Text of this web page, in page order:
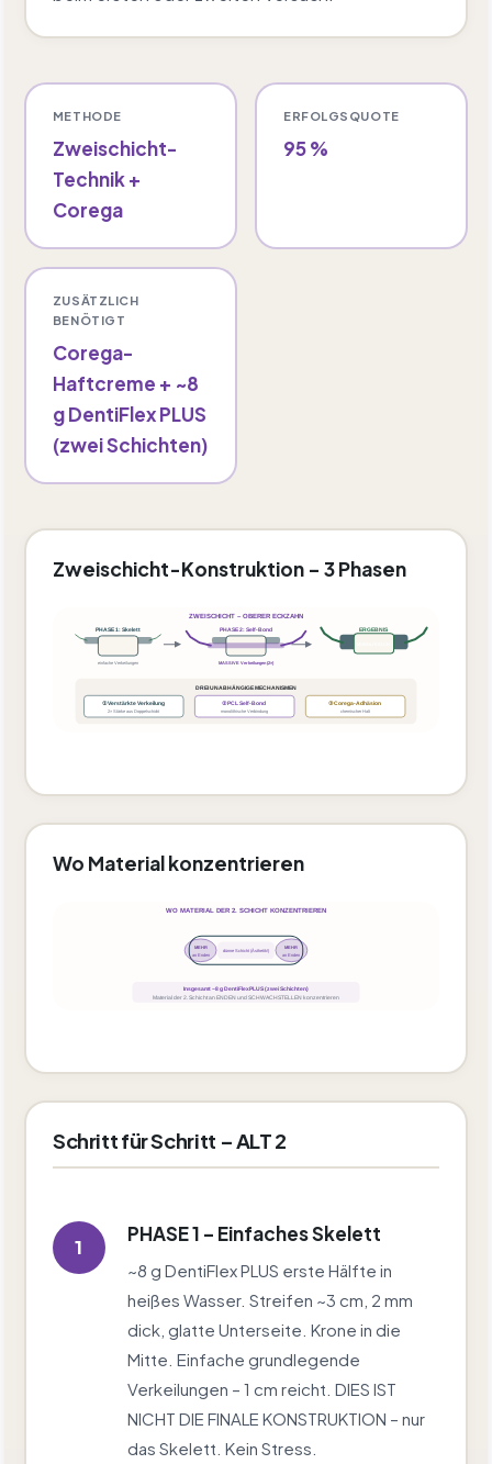
METHODE
Zweischicht-
Technik +
Corega
ERFOLGSQUOTE
95 %
ZUSÄTZLICH
BENÖTIGT
Corega-
Haftcreme + ~8
g DentiFlex PLUS
(zwei Schichten)
Zweischicht-Konstruktion – 3 Phasen
ZWEISCHICHT – OBERER ECKZAHN
PHASE 1: Skelett
einfache Verkeilungen
PHASE 2: Self-Bond
MASSIVE Verkeilungen (2×)
ERGEBNIS
DREI UNABHÄNGIGE MECHANISMEN
① Verstärkte Verkeilung
2× Stärke aus Doppelschicht
② PCL Self-Bond
monolithische Verbindung
③ Corega-Adhäsion
chemischer Halt
Wo Material konzentrieren
WO MATERIAL DER 2. SCHICHT KONZENTRIEREN
MEHR
an Enden
MEHR
an Enden
dünne Schicht (Ästhetik!)
Insgesamt ~8 g DentiFlex PLUS (zwei Schichten)
Material der 2. Schicht an ENDEN und SCHWACHSTELLEN konzentrieren
Schritt für Schritt – ALT 2
1
PHASE 1 – Einfaches Skelett
~8 g DentiFlex PLUS erste Hälfte in
heißes Wasser. Streifen ~3 cm, 2 mm
dick, glatte Unterseite. Krone in die
Mitte. Einfache grundlegende
Verkeilungen – 1 cm reicht. DIES IST
NICHT DIE FINALE KONSTRUKTION – nur
das Skelett. Kein Stress.